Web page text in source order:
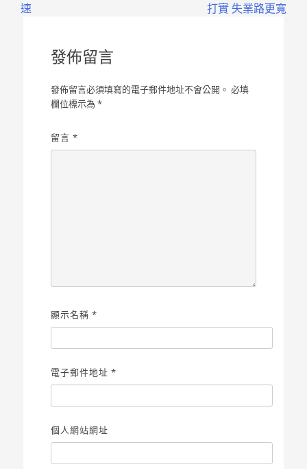
速
打實 失業路更寬
發佈留言
發佈留言必須填寫的電子郵件地址不會公開。 必填
欄位標示為*
留言*
顯示名稱*
電子郵件地址*
個人網站網址